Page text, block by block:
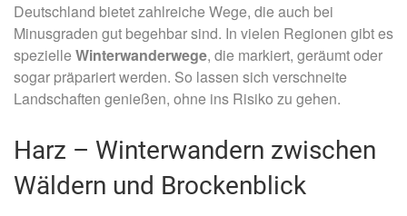
Deutschland bietet zahlreiche Wege, die auch bei
Minusgraden gut begehbar sind. In vielen Regionen gibt es
spezielle Winterwanderwege, die markiert, geräumt oder
sogar präpariert werden. So lassen sich verschneite
Landschaften genießen, ohne ins Risiko zu gehen.
Harz – Winterwandern zwischen
Wäldern und Brockenblick